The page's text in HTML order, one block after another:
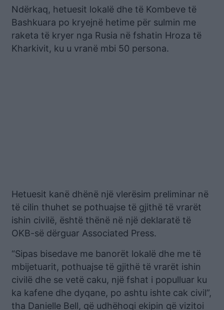
Ndërkaq, hetuesit lokalë dhe të Kombeve të
Bashkuara po kryejnë hetime për sulmin me
raketa të kryer nga Rusia në fshatin Hroza të
Kharkivit, ku u vranë mbi 50 persona.
Hetuesit kanë dhënë një vlerësim preliminar në
të cilin thuhet se pothuajse të gjithë të vrarët
ishin civilë, është thënë në një deklaratë të
OKB-së dërguar Associated Press.
“Sipas bisedave me banorët lokalë dhe me të
mbijetuarit, pothuajse të gjithë të vrarët ishin
civilë dhe se vetë caku, një fshat i populluar ku
ka kafene dhe dyqane, po ashtu ishte cak civil”,
tha Danielle Bell, që udhëhoqi ekipin që vizitoi